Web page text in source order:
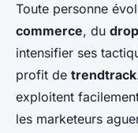
Toute personne
commerce, du
intensifier ses
profit de trendtrack
exploitent
les marketeurs